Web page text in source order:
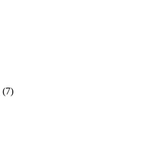
(7)